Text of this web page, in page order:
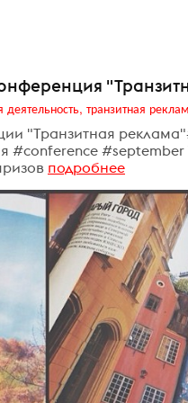
транзитная
"Транзитная
#september
подробнее